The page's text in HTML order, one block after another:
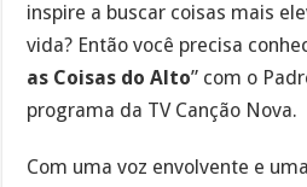
inspire a buscar coisas mais
vida? Então você precisa
as Coisas do Alto” com o
programa da TV Canção Nova.
Com uma voz envolvente e